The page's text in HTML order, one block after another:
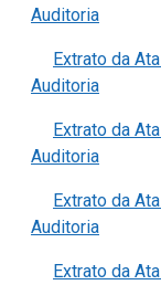
Auditoria
Extrato da
Auditoria
Extrato da
Auditoria
Extrato da
Auditoria
Extrato da